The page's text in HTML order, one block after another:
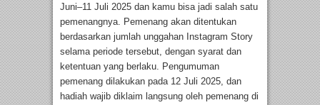
Juni–11 Juli 2025 dan kamu bisa jadi salah satu
pemenangnya. Pemenang akan ditentukan
berdasarkan jumlah unggahan Instagram Story
selama periode tersebut, dengan syarat dan
ketentuan yang berlaku. Pengumuman
pemenang dilakukan pada 12 Juli 2025, dan
hadiah wajib diklaim langsung oleh pemenang di